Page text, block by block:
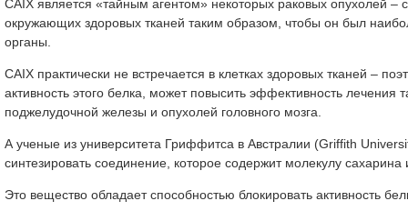
CAIX является «тайным агентом» некоторых раковых опухолей
окружающих здоровых тканей таким образом, чтобы он был
органы.
CAIX практически не встречается в клетках здоровых тканей –
активность этого белка, может повысить эффективность лечения
поджелудочной железы и опухолей головного мозга.
А ученые из университета Гриффитса в Австралии (Griffith
синтезировать соединение, которое содержит молекулу
Это вещество обладает способностью блокировать активность